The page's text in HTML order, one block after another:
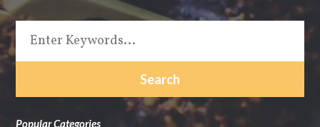
Popular Categories